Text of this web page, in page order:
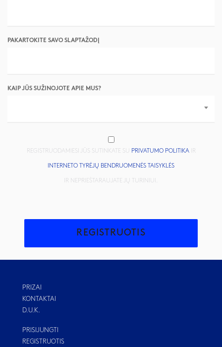
PAKARTOKITE SAVO SLAPTAŽODĮ
KAIP JŪS SUŽINOJOTE APIE MUS?
REGISTRUODAMIESI JŪS SUTINKATE SU PRIVATUMO POLITIKAIR
INTERNETO TYRĖJŲ BENDRUOMENĖS TAISYKLĖS
IR NEPRIEŠTARAUJATE JŲ TURINIUI.
REGISTRUOTIS
PRIZAI
KONTAKTAI
D.U.K.
PRISIJUNGTI
REGISTRUOTIS